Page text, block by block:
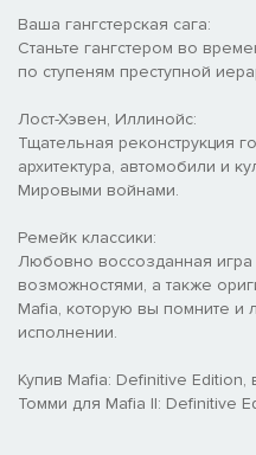
Ваша гангстерская сага:
Станьте гангстером во
по ступеням преступной
Лост-Хэвен, Иллинойс:
Тщательная реконструкция
архитектура, автомобили и
Мировыми войнами.
Ремейк классики:
Любовно воссозданная
возможностями, а также
Mafia, которую вы помните и
исполнении.
Купив Mafia: Definitive Edition,
Томми для Mafia II: Definitive